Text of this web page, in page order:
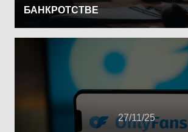
БАНКРОТСТВЕ
27/11/25